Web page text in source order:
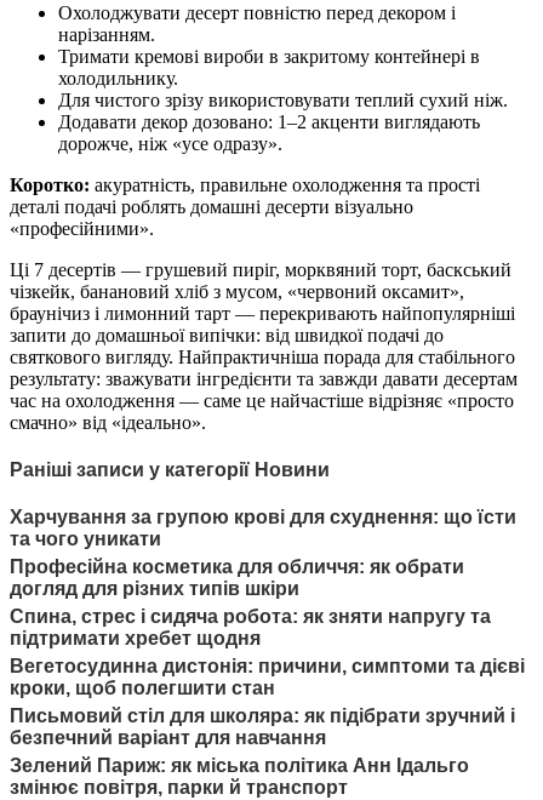
Охолоджувати десерт повністю перед декором і
нарізанням.
Тримати кремові вироби в закритому контейнері в
холодильнику.
Для чистого зрізу використовувати теплий сухий ніж.
Додавати декор дозовано: 1–2 акценти виглядають
дорожче, ніж «усе одразу».
Коротко: акуратність, правильне охолодження та прості
деталі подачі роблять домашні десерти візуально
«професійними».
Ці 7 десертів — грушевий пиріг, морквяний торт, баскський
чізкейк, банановий хліб з мусом, «червоний оксамит»,
браунічиз і лимонний тарт — перекривають найпопулярніші
запити до домашньої випічки: від швидкої подачі до
святкового вигляду. Найпрактичніша порада для стабільного
результату: зважувати інгредієнти та завжди давати десертам
час на охолодження — саме це найчастіше відрізняє «просто
смачно» від «ідеально».
Раніші записи у категорії Новини
Харчування за групою крові для схуднення: що їсти
та чого уникати
Професійна косметика для обличчя: як обрати
догляд для різних типів шкіри
Спина, стрес і сидяча робота: як зняти напругу та
підтримати хребет щодня
Вегетосудинна дистонія: причини, симптоми та дієві
кроки, щоб полегшити стан
Письмовий стіл для школяра: як підібрати зручний і
безпечний варіант для навчання
Зелений Париж: як міська політика Анн Ідальго
змінює повітря, парки й транспорт